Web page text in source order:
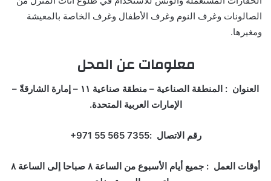
الصالونات وغرف النوم وغرف الأطفال وغرف الخاصة بالمعيشة
ومغيرها.
معلومات عن المحل
العنوان : المنطقة الصناعية – منطقة صناعية ١١ – إمارة الشارقةّ –
الإمارات العربية المتحدة.
رقم الاتصال :‏‪+971 55 565 7355‏
أوقات العمل : جميع أيام الأسبوع من الساعة ٨ صباحا إلى الساعة ٨